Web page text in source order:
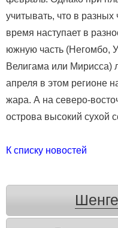
учитывать, что в
время наступает в
южную часть (Негомбо,
Велигама или Мирисса)
апреля в этом регионе
жара. А на северо-
острова высокий сухой
К списку новостей